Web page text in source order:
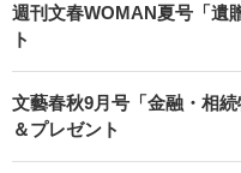
週刊文春WOMAN夏号「遺
ト
文藝春秋9月号「金融・相
＆プレゼント